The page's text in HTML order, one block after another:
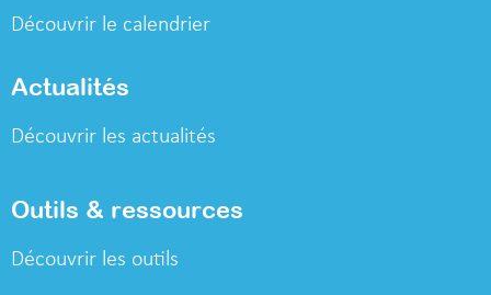
Découvrir le calendrier
Actualités
Découvrir les actualités
Outils & ressources
Découvrir les outils